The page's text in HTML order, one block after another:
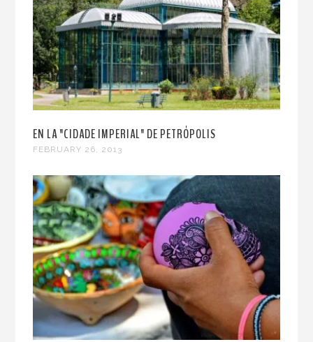
EN LA "CIDADE IMPERIAL" DE PETRÓPOLIS
FEBRUARY 26, 2013